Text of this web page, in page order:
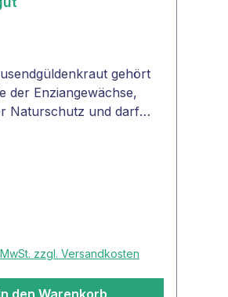
gehört
der Enziangewächse,
Naturschutz und darf
worden und jeder, der mit
kam, kennt ihre
hilfreiche
zzgl. Versandkosten
den Warenkorb